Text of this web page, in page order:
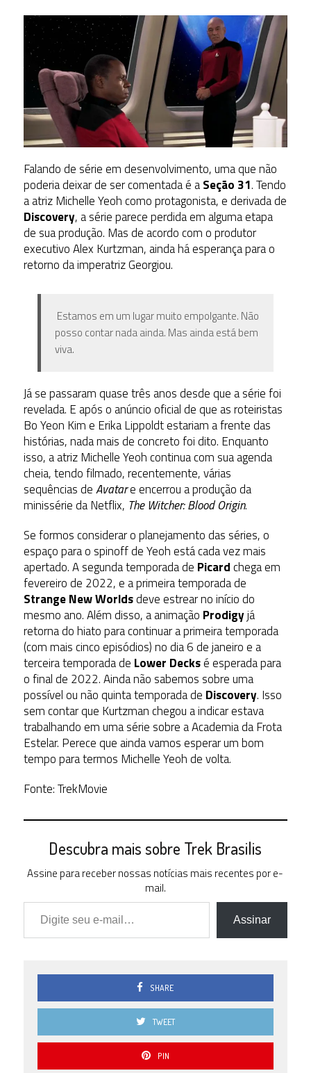
Falando de série em desenvolvimento, uma que não
poderia deixar de ser comentada é aSeção 31. Tendo
a atriz Michelle Yeoh como protagonista, e derivada de
Discovery, a série parece perdida em alguma etapa
de sua produção. Mas de acordo com o produtor
executivo Alex Kurtzman, ainda há esperança para o
retorno da imperatriz Georgiou.
Estamos em um lugar muito empolgante. Não
posso contar nada ainda. Mas ainda está bem
viva.
Já se passaram quase três anos desde que a série foi
revelada. E após o anúncio oficial de que as roteiristas
Bo Yeon Kim e Erika Lippoldt estariam a frente das
histórias, nada mais de concreto foi dito. Enquanto
isso, a atriz Michelle Yeoh continua com sua agenda
cheia, tendo filmado, recentemente, várias
sequências deAvatare encerrou a produção da
minissérie da Netflix, The Witcher: Blood Origin.
Se formos considerar o planejamento das séries, o
espaço para o spinoff de Yeoh está cada vez mais
apertado. A segunda temporada de Picardchega em
fevereiro de 2022, e a primeira temporada de
Strange New Worldsdeve estrear no início do
mesmo ano. Além disso, a animação Prodigyjá
retorna do hiato para continuar a primeira temporada
(com mais cinco episódios) no dia 6 de janeiro e a
terceira temporada de Lower Decksé esperada para
o final de 2022. Ainda não sabemos sobre uma
possível ou não quinta temporada de Discovery. Isso
sem contar que Kurtzman chegou a indicar estava
trabalhando em uma série sobre a Academia da Frota
Estelar. Perece que ainda vamos esperar um bom
tempo para termos Michelle Yeoh de volta.
Fonte: TrekMovie
Descubra mais sobre Trek Brasilis
Assine para receber nossas notícias mais recentes por e-
mail.
Digite seu e-mail…
Assinar
SHARE
TWEET
PIN